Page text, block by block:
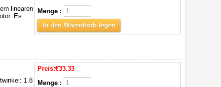
linearen
Es
Menge :
In den Warenkorb legen
1.8
Preis:€33.33
Menge :